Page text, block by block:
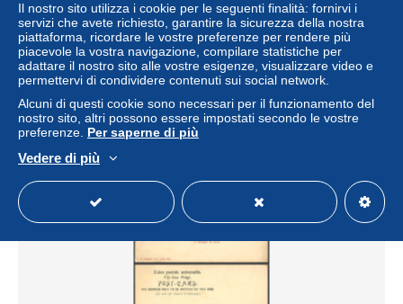
cpa Réf-JP-P-863 ( Série IV Amérique et Océanie ) Un
Village de Lépreux à MAKOGAI
± 1,85 USD 2,00 € -20%
Stato Residenziale
Il nostro sito utilizza i cookie per le seguenti finalità: fornirvi i
servizi che avete richiesto, garantire la sicurezza della nostra
piattaforma, ricordare le vostre preferenze per rendere più
piacevole la vostra navigazione, compilare statistiche per
adattare il nostro sito alle vostre esigenze, visualizzare video e
permettervi di condividere contenuti sui social network.
Alcuni di questi cookie sono necessari per il funzionamento del
nostro sito, altri possono essere impostati secondo le vostre
preferenze. Per saperne di più
Vedere di più